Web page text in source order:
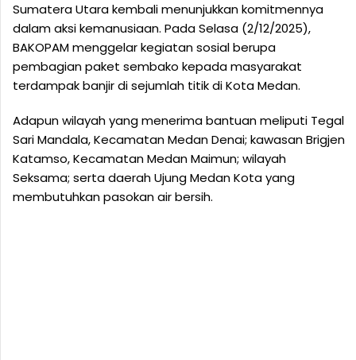
Sumatera Utara kembali menunjukkan komitmennya
dalam aksi kemanusiaan. Pada Selasa (2/12/2025),
BAKOPAM menggelar kegiatan sosial berupa
pembagian paket sembako kepada masyarakat
terdampak banjir di sejumlah titik di Kota Medan.
Adapun wilayah yang menerima bantuan meliputi Tegal
Sari Mandala, Kecamatan Medan Denai; kawasan Brigjen
Katamso, Kecamatan Medan Maimun; wilayah
Seksama; serta daerah Ujung Medan Kota yang
membutuhkan pasokan air bersih.